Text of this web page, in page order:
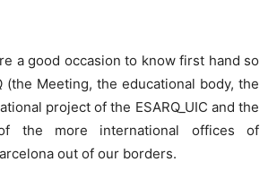
a good occasion to know first hand so
(the Meeting, the educational body, the
project of the ESARQ_UIC and the
the more international offices of
out of our borders.